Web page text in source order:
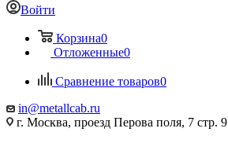
Войти
Корзина0
Отложенные0
Сравнение товаров0
in@metallcab.ru
г. Москва, проезд Перова поля, 7 стр. 9